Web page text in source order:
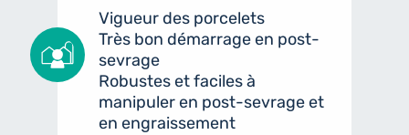
Vigueur des porcelets
Très bon démarrage en post-
sevrage
Robustes et faciles à
manipuler en post-sevrage et
en engraissement